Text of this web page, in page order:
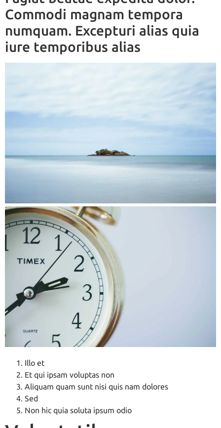
Commodi magnam tempora
numquam. Excepturi alias quia
iure temporibus alias
Illo et
Et qui ipsam voluptas non
Aliquam quam sunt nisi quis nam dolores
Sed
Non hic quia soluta ipsum odio